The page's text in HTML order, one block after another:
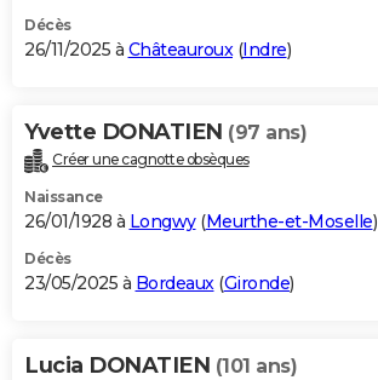
Décès
26/11/2025 à Châteauroux(Indre)
Yvette DONATIEN (97 ans)
Créer une cagnotte obsèques
Naissance
26/01/1928 à Longwy(Meurthe-et-Moselle)
Décès
23/05/2025 à Bordeaux (Gironde)
Lucia DONATIEN (101 ans)